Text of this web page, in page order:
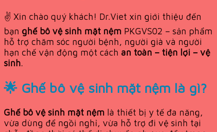
✌️ Xin chào quý khách! Dr.Viet xin giới thiệu đến
bạn ghế bô vệ sinh mặt nệm PKGVS02 – sản phẩm
hỗ trợ chăm sóc người bệnh, người già và người
hạn chế vận động một cách an toàn – tiện lợi – vệ
sinh.
🌟 Ghế bô vệ sinh mặt nệm là gì?
Ghế bô vệ sinh mặt nệm là thiết bị y tế đa năng,
vừa dùng để ngồi nghỉ, vừa hỗ trợ đi vệ sinh tại